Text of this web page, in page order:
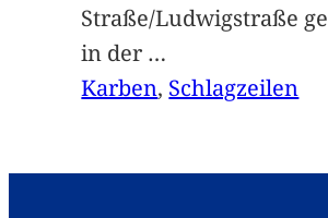
Straße/Ludwigstraße
in der …
Karben, Schlagzeilen